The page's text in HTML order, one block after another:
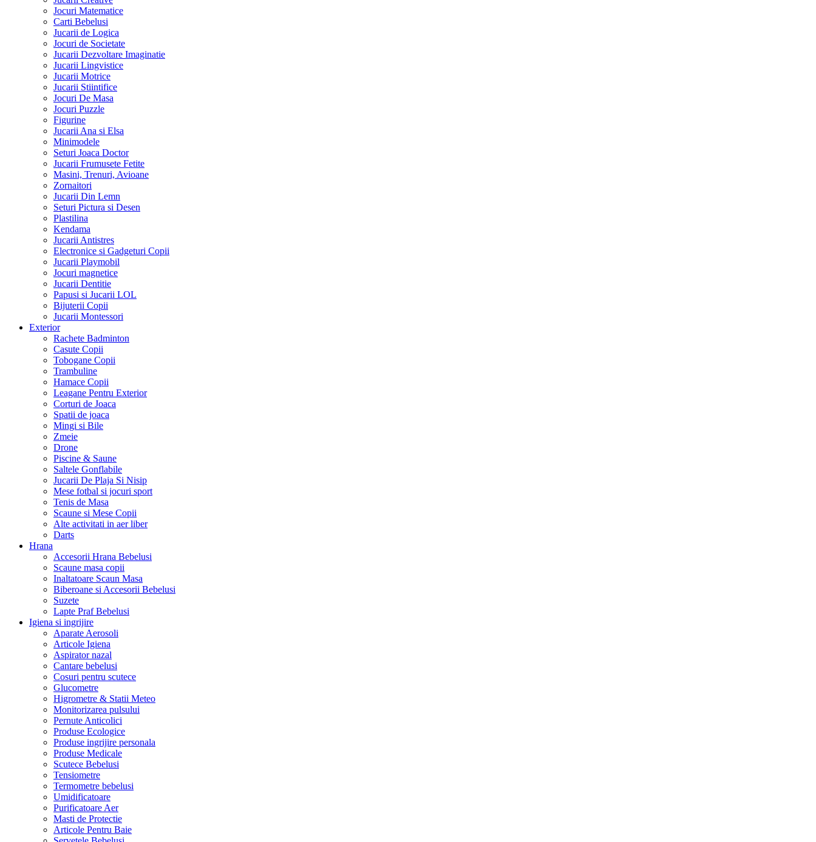
Jocuri Matematice
Carti Bebelusi
Jucarii de Logica
Jocuri de Societate
Jucarii Dezvoltare Imaginatie
Jucarii Lingvistice
Jucarii Motrice
Jucarii Stiintifice
Jocuri De Masa
Jocuri Puzzle
Figurine
Jucarii Ana si Elsa
Minimodele
Seturi Joaca Doctor
Jucarii Frumusete Fetite
Masini, Trenuri, Avioane
Zornaitori
Jucarii Din Lemn
Seturi Pictura si Desen
Plastilina
Kendama
Jucarii Antistres
Electronice si Gadgeturi Copii
Jucarii Playmobil
Jocuri magnetice
Jucarii Dentitie
Papusi si Jucarii LOL
Bijuterii Copii
Jucarii Montessori
Exterior
Rachete Badminton
Casute Copii
Tobogane Copii
Trambuline
Hamace Copii
Leagane Pentru Exterior
Corturi de Joaca
Spatii de joaca
Mingi si Bile
Zmeie
Drone
Piscine & Saune
Saltele Gonflabile
Jucarii De Plaja Si Nisip
Mese fotbal si jocuri sport
Tenis de Masa
Scaune si Mese Copii
Alte activitati in aer liber
Darts
Hrana
Accesorii Hrana Bebelusi
Scaune masa copii
Inaltatoare Scaun Masa
Biberoane si Accesorii Bebelusi
Suzete
Lapte Praf Bebelusi
Igiena si ingrijire
Aparate Aerosoli
Articole Igiena
Aspirator nazal
Cantare bebelusi
Cosuri pentru scutece
Glucometre
Higrometre & Statii Meteo
Monitorizarea pulsului
Pernute Anticolici
Produse Ecologice
Produse ingrijire personala
Produse Medicale
Scutece Bebelusi
Tensiometre
Termometre bebelusi
Umidificatoare
Purificatoare Aer
Masti de Protectie
Articole Pentru Baie